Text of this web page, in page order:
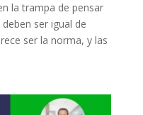
la trampa de pensar
ser igual de
ser la norma, y las